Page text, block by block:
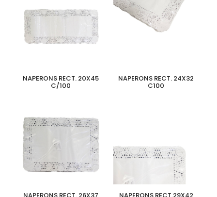
NAPERONS RECT. 20X45
C/100
NAPERONS RECT. 24X32
C100